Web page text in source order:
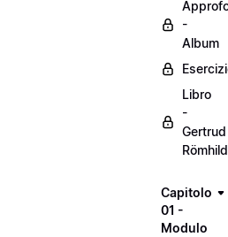
-
Album
Libro
-
Gertrud
Capitolo
01 -
Modulo